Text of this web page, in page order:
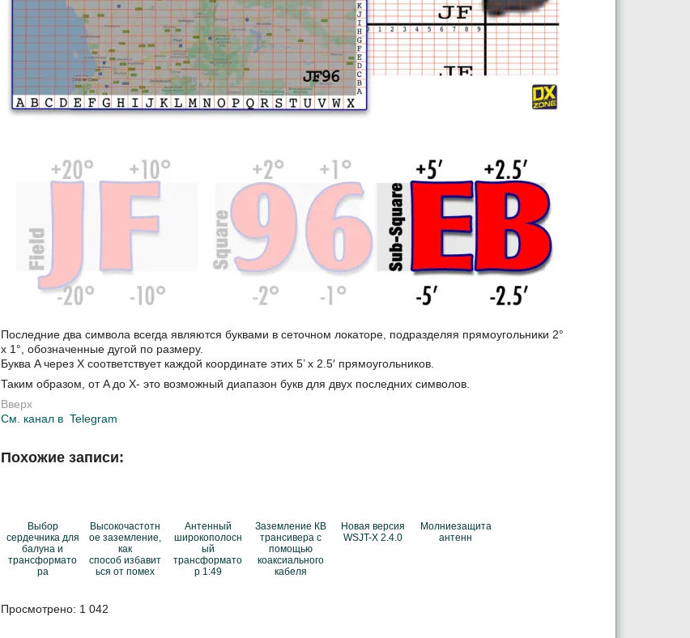
Последние два символа всегда являются буквами в сеточном локаторе, подразделяя прямоугольники 2°
x 1°, обозначенные дугой по размеру.
Буква A через X соответствует каждой координате этих 5’ x 2.5′ прямоугольников.
Таким образом, от A до X- это возможный диапазон букв для двух последних символов.
Вверх
См. канал в Telegram
Похожие записи:
Выбор
сердечника для
балуна и
трансформато
ра
Высокочастотн
ое заземление,
как
способ избавит
ься от помех
Антенный
широкополосн
ый
трансформато
р 1:49
Заземление КВ
трансивера с
помощью
коаксиального
кабеля
Новая версия
WSJT-X 2.4.0
Молниезащита
антенн
Просмотрено: 1 042